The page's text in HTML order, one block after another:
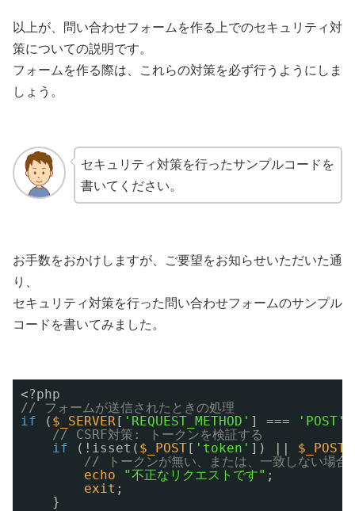
以上が、問い合わせフォームを作る上でのセキュリティ対
策についての説明です。
フォームを作る際は、これらの対策を必ず行うようにしま
しょう。
セキュリティ対策を行ったサンプルコードを
書いてください。
お手数をおかけしますが、ご要望をお知らせいただいた通
り、
セキュリティ対策を行った問い合わせフォームのサンプル
コードを書いてみました。
<?php
// フォームが送信されたときの処理
if
( $_SERVER [ 'REQUEST_METHOD' ] === 'POST'
// CSRF対策: トークンを検証する
if
(!isset( $_POST [ 'token' ]) || $_POST
// トークンが無い、または、一致しない場合
echo
"不正なリクエストです" ;
exit ;
}